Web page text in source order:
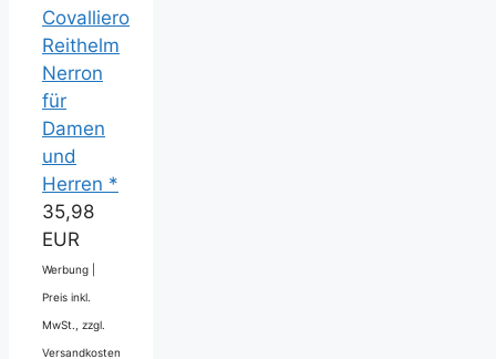
Covalliero
Reithelm
Nerron
für
Damen
und
Herren *
35,98
EUR
Werbung |
Preis inkl.
MwSt., zzgl.
Versandkosten